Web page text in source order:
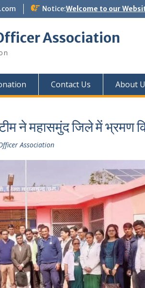
Notice:Welcome to our
Association
Contact Us About
ने महासमुंद जिले में भ्रमण
Association